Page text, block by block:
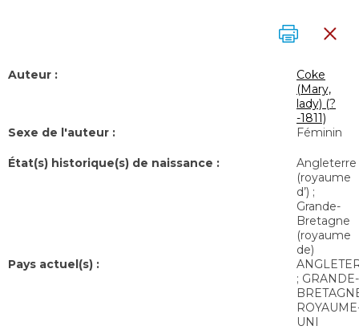
Auteur :
Coke
(Mary,
lady) (?
-1811)
Sexe de l'auteur :
Féminin
État(s) historique(s) de naissance :
Angleterre
(royaume
d’) ;
Grande-
Bretagne
(royaume
de)
Pays actuel(s) :
; GRANDE-
UNI